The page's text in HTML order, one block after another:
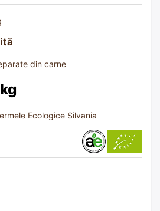
din carne
Ecologice Silvania